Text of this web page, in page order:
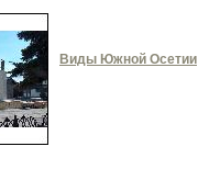
Виды Южной Осетии